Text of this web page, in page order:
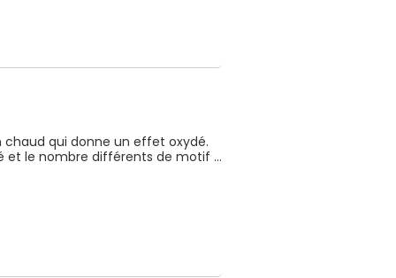
qui donne un effet oxydé.
et le nombre différents de motif …